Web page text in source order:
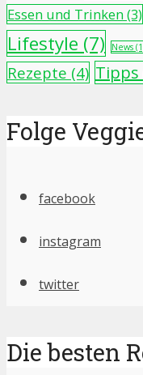
Essen und Trinken(3)
Lifestyle (7) News
Rezepte (4) Tipps
Folge
facebook
instagram
twitter
Die besten